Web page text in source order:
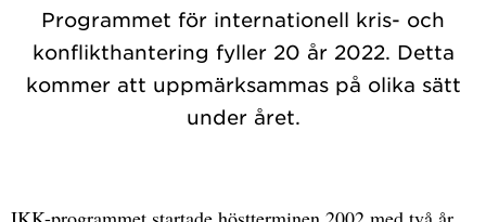
Programmet för internationell kris- och
konflikthantering fyller 20 år 2022. Detta
kommer att uppmärksammas på olika sätt
under året.